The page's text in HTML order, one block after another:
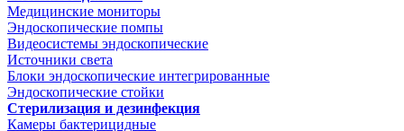
Медицинские мониторы
Эндоскопические помпы
Видеосистемы эндоскопические
Источники света
Блоки эндоскопические интегрированные
Эндоскопические стойки
Стерилизация и дезинфекция
Камеры бактерицидные